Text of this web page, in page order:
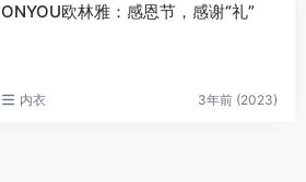
ONYOU欧林雅：感恩节，感谢“礼”
内衣 3年前 (2023)